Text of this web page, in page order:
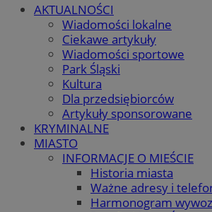
AKTUALNOŚCI
Wiadomości lokalne
Ciekawe artykuły
Wiadomości sportowe
Park Śląski
Kultura
Dla przedsiębiorców
Artykuły sponsorowane
KRYMINALNE
MIASTO
INFORMACJE O MIEŚCIE
Historia miasta
Ważne adresy i
Harmonogram